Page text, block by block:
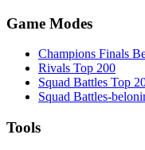
Game Modes
Champions Finals
Rivals Top 200
Squad Battles Top
Squad Battles-
Tools